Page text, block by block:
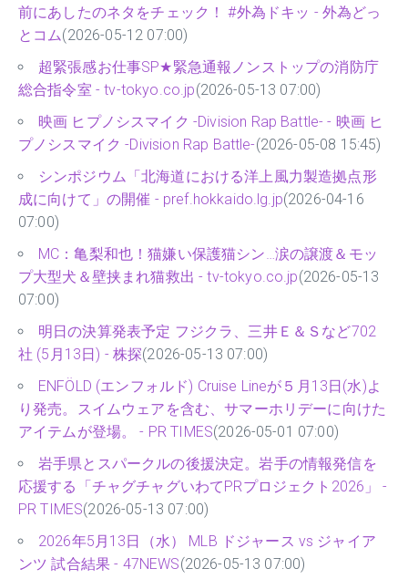
前にあしたのネタをチェック！ #外為ドキッ - 外為どっ
とコム(2026-05-12 07:00)
超緊張感お仕事SP★緊急通報ノンストップの消防庁
総合指令室 - tv-tokyo.co.jp(2026-05-13 07:00)
映画 ヒプノシスマイク -Division Rap Battle- - 映画 ヒ
プノシスマイク -Division Rap Battle-(2026-05-08 15:45)
シンポジウム「北海道における洋上風力製造拠点形
成に向けて」の開催 - pref.hokkaido.lg.jp(2026-04-16
07:00)
MC：亀梨和也！猫嫌い保護猫シン…涙の譲渡＆モッ
プ大型犬＆壁挟まれ猫救出 - tv-tokyo.co.jp(2026-05-13
07:00)
明日の決算発表予定 フジクラ、三井Ｅ＆Ｓなど702
社 (5月13日) - 株探(2026-05-13 07:00)
ENFÖLD (エンフォルド) Cruise Lineが５月13日(水)よ
り発売。スイムウェアを含む、サマーホリデーに向けた
アイテムが登場。 - PR TIMES(2026-05-01 07:00)
岩手県とスパークルの後援決定。岩手の情報発信を
応援する「チャグチャグいわてPRプロジェクト2026」 -
PR TIMES(2026-05-13 07:00)
2026年5月13日（水） MLB ドジャース vs ジャイア
ンツ 試合結果 - 47NEWS(2026-05-13 07:00)